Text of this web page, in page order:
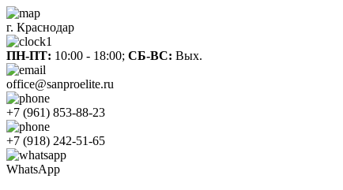
г. Краснодар
ПН-ПТ: 10:00 - 18:00; СБ-ВС: Вых.
office@sanproelite.ru
+7 (961) 853-88-23
+7 (918) 242-51-65
WhatsApp